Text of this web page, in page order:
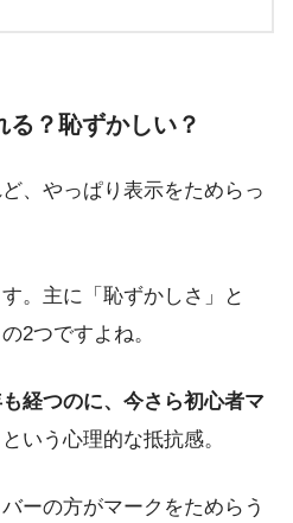
る？恥ずかしい？
、やっぱり表示をためらっ
。主に「恥ずかしさ」と
2つですよね。
も経つのに、今さら初心者マ
という心理的な抵抗感。
ーの方がマークをためらう